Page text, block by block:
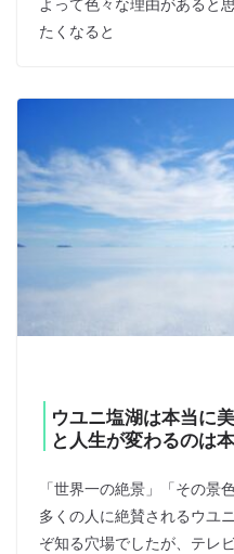
たくなると
ウユニ塩湖は本当に
と人生が変わるのは
「世界一の絶景」「その景
多くの人に絶賛されるウユ
ぞ知る穴場でしたが、テレ